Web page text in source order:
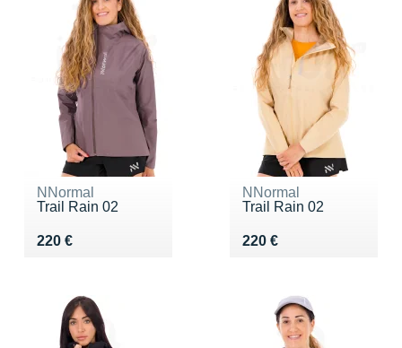
NNormal
Trail Rain 02
220 €
Vendu 220 €
NNormal
Trail Rain 02
220 €
Vendu 220 €